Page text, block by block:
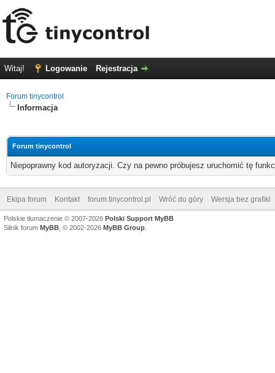
Witaj! Logowanie Rejestracja
Forum tinycontrol
Informacja
Forum tinycontrol
Niepoprawny kod autoryzacji. Czy na pewno próbujesz uruchomić tę
Ekipa forum Kontakt forum.tinycontrol.pl Wróć do góry Wersja bez grafiki
Polskie tłumaczenie © 2007-2026 Polski Support MyBB
Silnik forum MyBB , © 2002-2026 MyBB Group